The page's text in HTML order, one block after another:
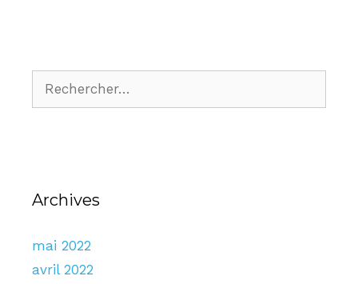
Archives
mai 2022
avril 2022